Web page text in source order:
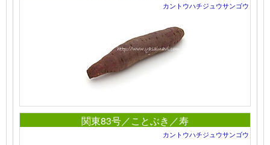
カントウハチジュウサンゴウ
関東83号／ことぶき／寿
カントウハチジュウサンゴウ